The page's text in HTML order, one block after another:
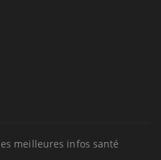
meilleures infos santé